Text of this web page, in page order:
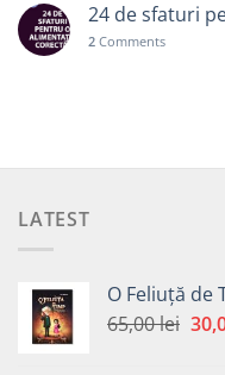
24 de sfaturi
2 Comments
LATEST
O Feliuță de
65,00lei